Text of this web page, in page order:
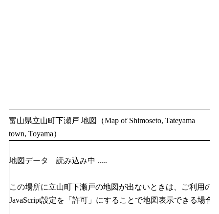
富山県立山町下瀬戸 地図（Map of Shimoseto, Tateyama
town, Toyama）
地図データ 読み込み中 .....
この場所に立山町下瀬戸の地図が出ないときは、ご利用の
JavaScript設定を「許可」にすることで地図表示できる場合